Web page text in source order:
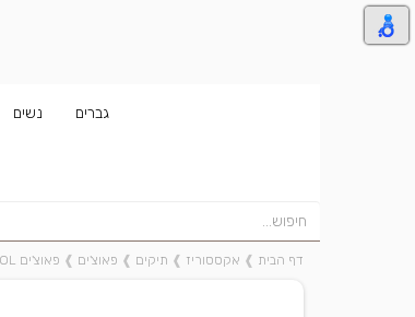
גברים נשים
דף הבית ❱ אקססוריז ❱ תיקים ❱ פאוצ'ים ❱ פאוצ'ים SOL